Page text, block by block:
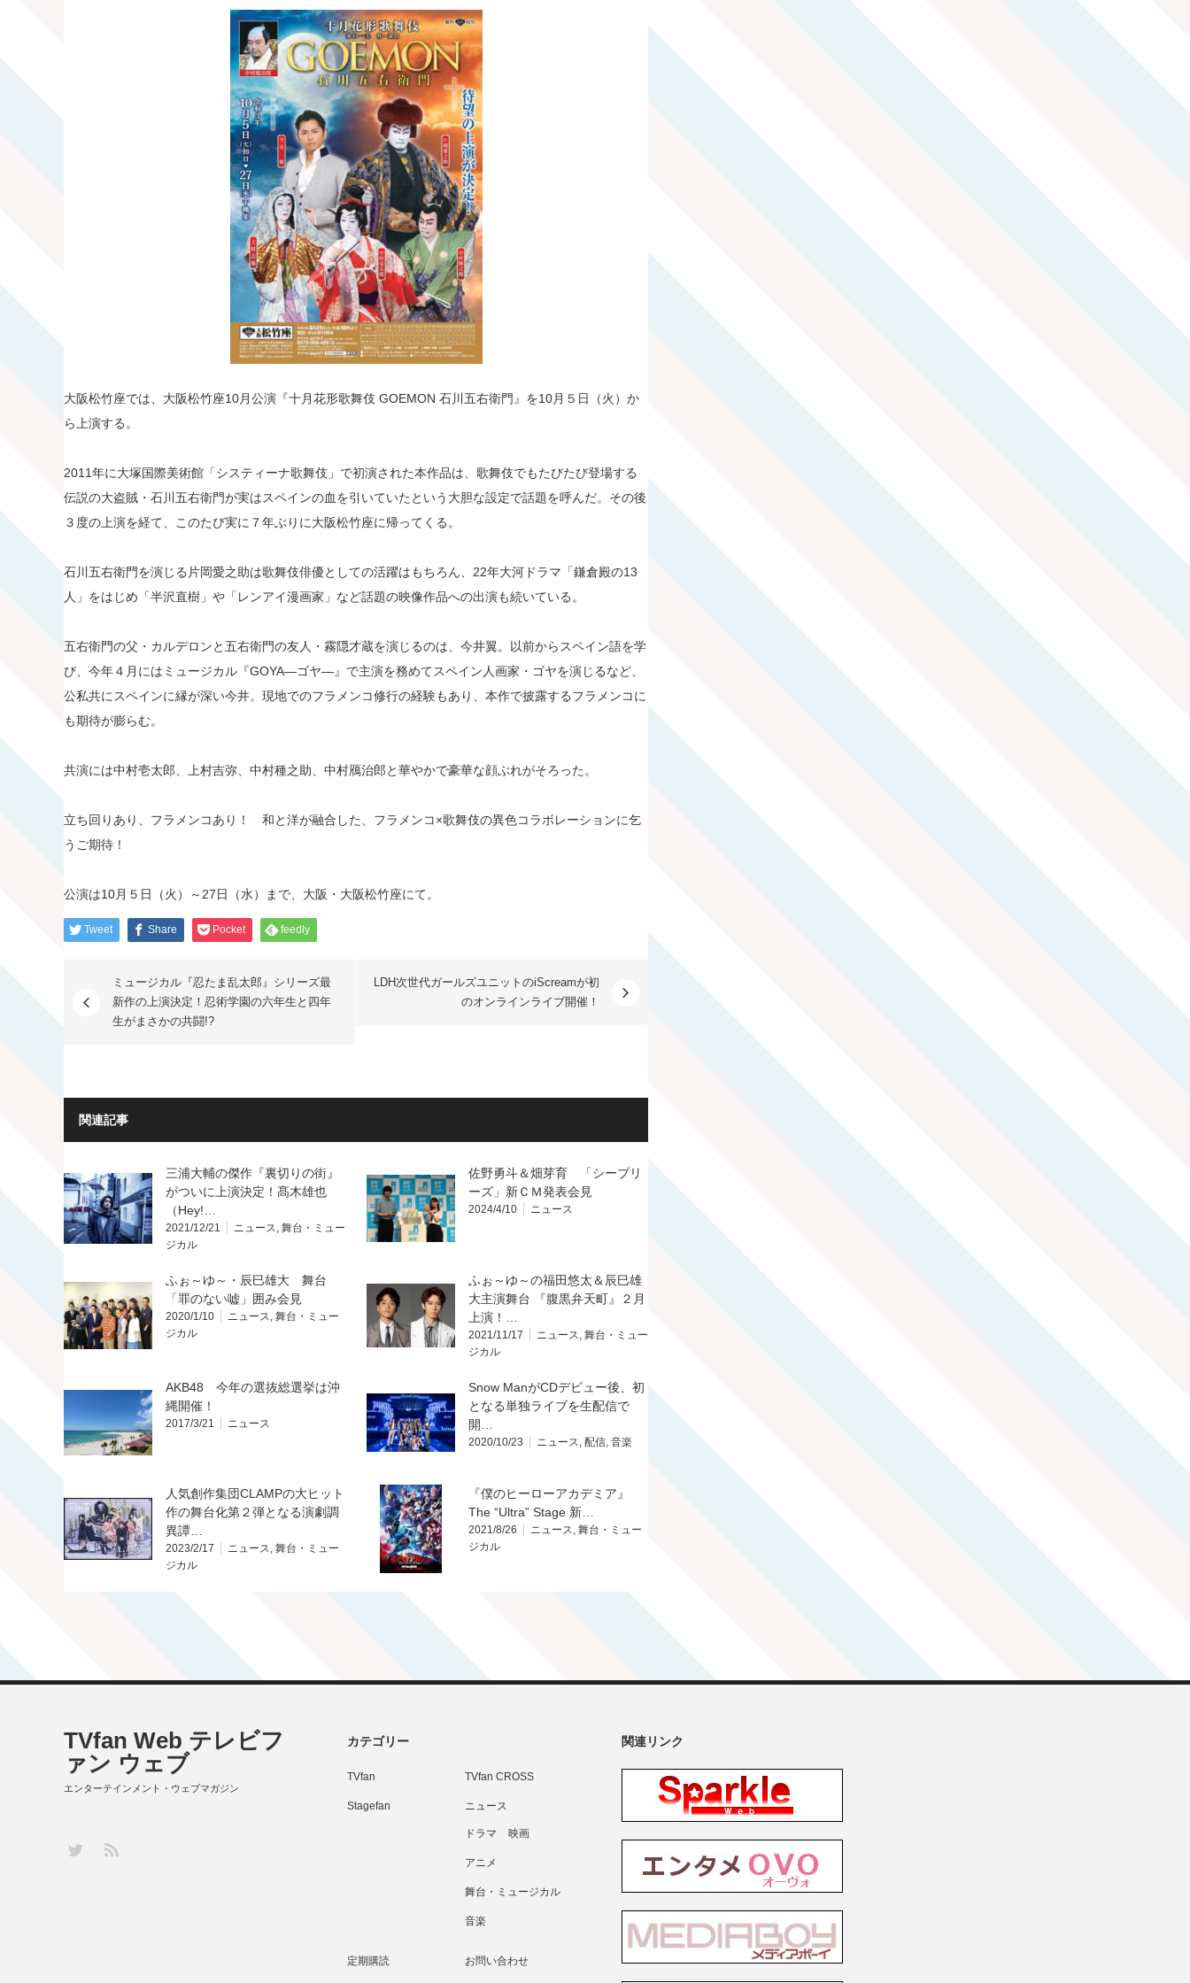
大阪松竹座では、大阪松竹座10月公演『十月花形歌舞伎 GOEMON 石川五右衛門』を10月５日（火）か
ら上演する。
2011年に大塚国際美術館「システィーナ歌舞伎」で初演された本作品は、歌舞伎でもたびたび登場する
伝説の大盗賊・石川五右衛門が実はスペインの血を引いていたという大胆な設定で話題を呼んだ。その後
３度の上演を経て、このたび実に７年ぶりに大阪松竹座に帰ってくる。
石川五右衛門を演じる片岡愛之助は歌舞伎俳優としての活躍はもちろん、22年大河ドラマ「鎌倉殿の13
人」をはじめ「半沢直樹」や「レンアイ漫画家」など話題の映像作品への出演も続いている。
五右衛門の父・カルデロンと五右衛門の友人・霧隠才蔵を演じるのは、今井翼。以前からスペイン語を学
び、今年４月にはミュージカル『GOYA―ゴヤ―』で主演を務めてスペイン人画家・ゴヤを演じるなど、
公私共にスペインに縁が深い今井。現地でのフラメンコ修行の経験もあり、本作で披露するフラメンコに
も期待が膨らむ。
共演には中村壱太郎、上村吉弥、中村種之助、中村鴈治郎と華やかで豪華な顔ぶれがそろった。
立ち回りあり、フラメンコあり！ 和と洋が融合した、フラメンコ×歌舞伎の異色コラボレーションに乞
うご期待！
公演は10月５日（火）～27日（水）まで、大阪・大阪松竹座にて。
Tweet Share Pocket feedly
ミュージカル『忍たま乱太郎』シリーズ最
新作の上演決定！忍術学園の六年生と四年
生がまさかの共闘!?
LDH次世代ガールズユニットのiScreamが初
のオンラインライブ開催！
関連記事
三浦大輔の傑作『裏切りの街』
がついに上演決定！髙木雄也
（Hey!…
2021/12/21 ニュース, 舞台・ミュー
ジカル
佐野勇斗＆畑芽育 「シーブリ
ーズ」新ＣＭ発表会見
2024/4/10 ニュース
ふぉ～ゆ～・辰巳雄大 舞台
「罪のない嘘」囲み会見
2020/1/10 ニュース, 舞台・ミュー
ジカル
ふぉ～ゆ～の福田悠太＆辰巳雄
大主演舞台 『腹黒弁天町』２月
上演！…
2021/11/17 ニュース, 舞台・ミュー
ジカル
AKB48 今年の選抜総選挙は沖
縄開催！
2017/3/21 ニュース
Snow ManがCDデビュー後、初
となる単独ライブを生配信で
開…
2020/10/23 ニュース, 配信, 音楽
人気創作集団CLAMPの大ヒット
作の舞台化第２弾となる演劇調
異譚…
2023/2/17 ニュース, 舞台・ミュー
ジカル
『僕のヒーローアカデミア』
The “Ultra” Stage 新…
2021/8/26 ニュース, 舞台・ミュー
ジカル
カテゴリー
TVfan TVfan CROSS
Stagefan ニュース
ドラマ 映画
アニメ
舞台・ミュージカル
音楽
定期購読 お問い合わせ
関連リンク
TVfan Web テレビフ
ァン ウェブ
エンターテインメント・ウェブマガジン
Twitter